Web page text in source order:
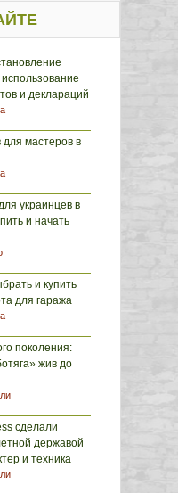
и деклараций
для мастеров в
украинцев в
и начать
и купить
для гаража
поколения:
жив до
сделали
державой
и техника